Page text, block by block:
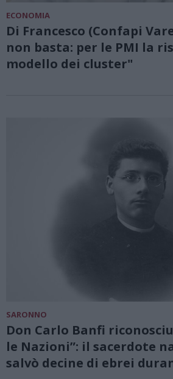
ECONOMIA
Di Francesco (Confapi
non basta: per le PMI la
modello dei cluster"
SARONNO
Don Carlo Banfi
le Nazioni”: il sacerdote
salvò decine di ebrei